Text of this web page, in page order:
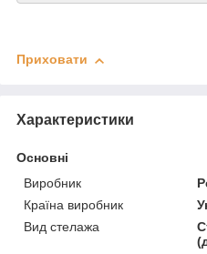
Приховати
Характеристики
Основні
Виробник
Країна виробник
Вид стелажа